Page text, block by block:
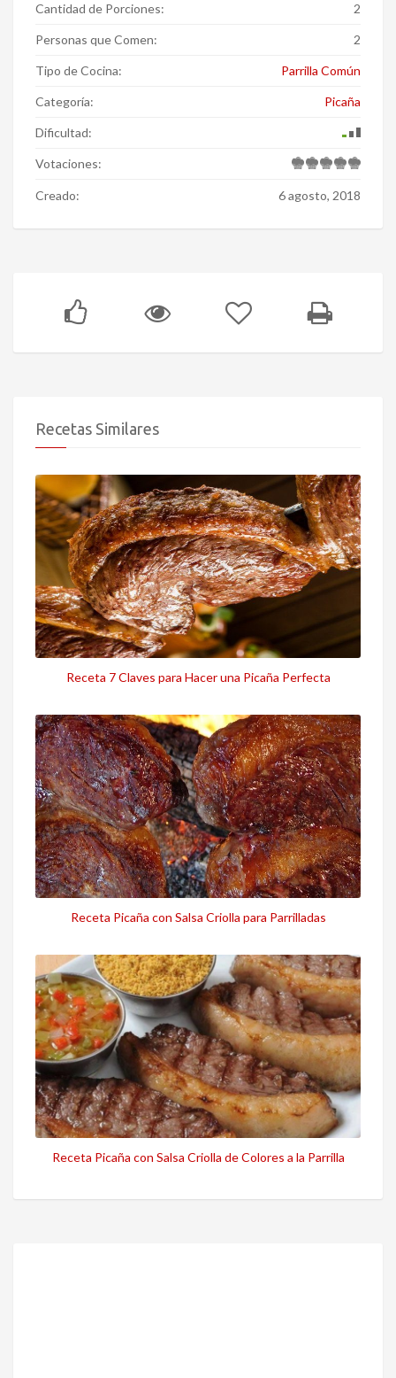
Cantidad de Porciones: 2
Personas que Comen: 2
Tipo de Cocina: Parrilla Común
Categoría: Picaña
Dificultad:
Votaciones:
Creado: 6 agosto, 2018
Recetas Similares
Receta 7 Claves para Hacer una Picaña Perfecta
Receta Picaña con Salsa Criolla para Parrilladas
Receta Picaña con Salsa Criolla de Colores a la Parrilla